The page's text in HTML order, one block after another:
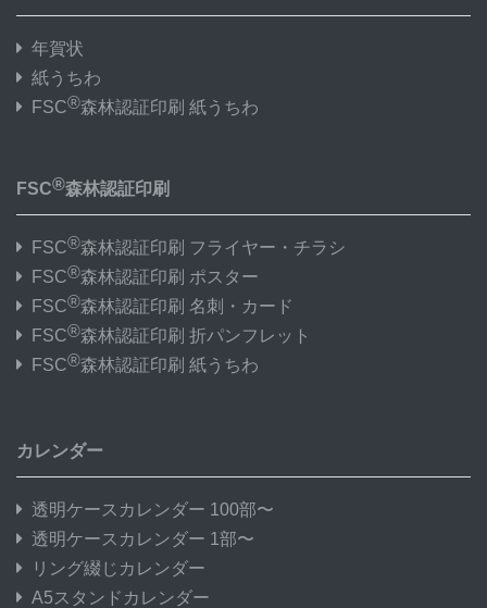
年賀状
紙うちわ
FSC®森林認証印刷 紙うちわ
FSC®森林認証印刷
FSC®森林認証印刷 フライヤー・チラシ
FSC®森林認証印刷 ポスター
FSC®森林認証印刷 名刺・カード
FSC®森林認証印刷 折パンフレット
FSC®森林認証印刷 紙うちわ
カレンダー
透明ケースカレンダー 100部〜
透明ケースカレンダー 1部〜
リング綴じカレンダー
A5スタンドカレンダー